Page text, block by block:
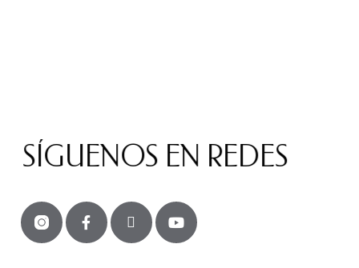
SÍGUENOS EN REDES